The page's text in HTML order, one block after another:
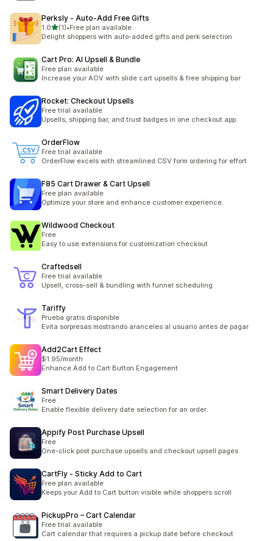
Perksly ‑ Auto‑Add Free Gifts
1.05つ星中
(1)
合計レビュー数：1件
•Free plan available
Delight shoppers with auto-added gifts and perk selection
Cart Pro: AI Upsell & Bundle
Free plan available
Increase your AOV with slide cart upsells & free shipping bar
Rocket: Checkout Upsells
Free trial available
Upsells, shipping bar, and trust badges in one checkout app.
OrderFlow
Free trial available
OrderFlow excels with streamlined CSV form ordering for effort
F85 Cart Drawer & Cart Upsell
Free plan available
Optimize your store and enhance customer experience.
Wildwood Checkout
Free
Easy to use extensions for customization checkout
Craftedsell
Free trial available
Upsell, cross-sell & bundling with funnel scheduling
Tariffy
Prueba gratis disponible
Evita sorpresas mostrando aranceles al usuario antes de pagar
Add2Cart Effect
$1.95/month
Enhance Add to Cart Button Engagement
Smart Delivery Dates
Free
Enable flexible delivery date selection for an order
Appify Post Purchase Upsell
Free
One-click post purchase upsells and checkout upsell pages
CartFly ‑ Sticky Add to Cart
Free plan available
Keeps your Add to Cart button visible while shoppers scroll
PickupPro – Cart Calendar
Free trial available
Cart calendar that requires a pickup date before checkout